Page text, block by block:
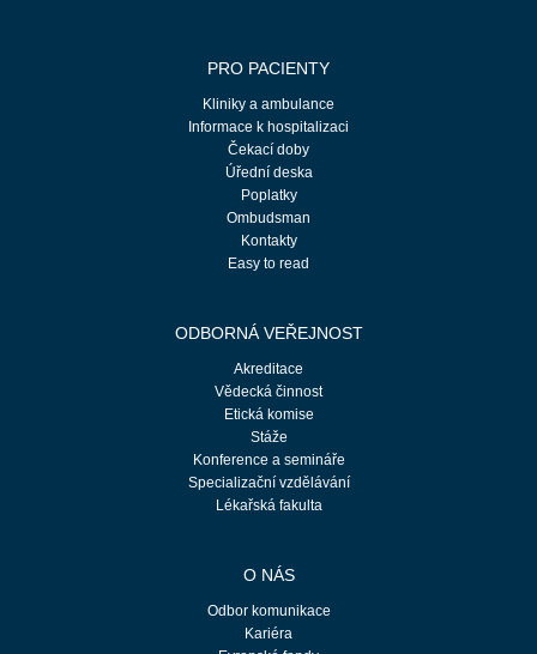
PRO PACIENTY
Kliniky a ambulance
Informace k hospitalizaci
Čekací doby
Úřední deska
Poplatky
Ombudsman
Kontakty
Easy to read
ODBORNÁ VEŘEJNOST
Akreditace
Vědecká činnost
Etická komise
Stáže
Konference a semináře
Specializační vzdělávání
Lékařská fakulta
O NÁS
Odbor komunikace
Kariéra